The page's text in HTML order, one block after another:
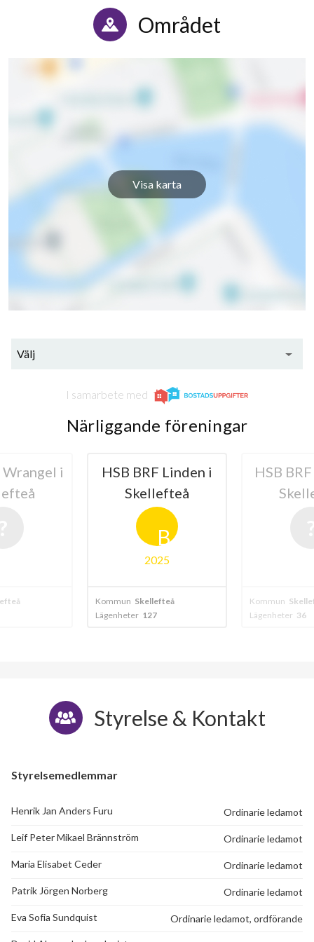
39
Området
Visa karta
Välj
I samarbete med
Närliggande föreningar
Linden i
HSB BRF Granen i
Skellefteå
Kommun Skellefteå
Lägenheter 36
Kommun
Lägenheter 169
Styrelse & Kontakt
Styrelsemedlemmar
Henrik Jan Anders Furu Ordinarie ledamot
Leif Peter Mikael Brännström Ordinarie ledamot
Maria Elisabet Ceder Ordinarie ledamot
Patrik Jörgen Norberg Ordinarie ledamot
Eva Sofia Sundquist Ordinarie ledamot, ordförande